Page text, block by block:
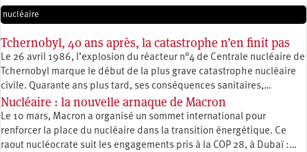
nucléaire
Tchernobyl, 40 ans après, la catastrophe n’en finit pas
Le 26 avril 1986, l’explosion du réacteur n°4 de Centrale nucléaire de
Tchernobyl marque le début de la plus grave catastrophe nucléaire
civile. Quarante ans plus tard, ses conséquences sanitaires,…
Nucléaire : la nouvelle arnaque de Macron
Le 10 mars, Macron a organisé un sommet international pour
renforcer la place du nucléaire dans la transition énergétique. Ce
raout nucléocrate suit les engagements pris à la COP 28, à Dubaï :…